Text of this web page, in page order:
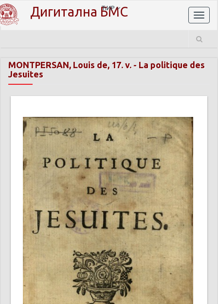
Дигитална БМС
ЋИР
MONTPERSAN, Louis de, 17. v. - La politique des
Jesuites